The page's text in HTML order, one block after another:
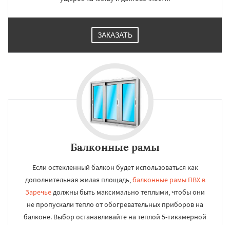
ЗАКАЗАТЬ
Балконные рамы
Если остекленный балкон будет использоваться как
дополнительная жилая площадь,балконные рамы ПВХ в
Заречьедолжны быть максимально теплыми, чтобы они
не пропускали тепло от обогревательных приборов на
балконе. Выбор останавливайте на теплой 5-тикамерной